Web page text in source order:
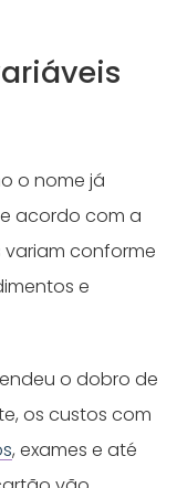
o nome já
acordo com a
variam conforme
e
o dobro de
os custos com
, exames e até